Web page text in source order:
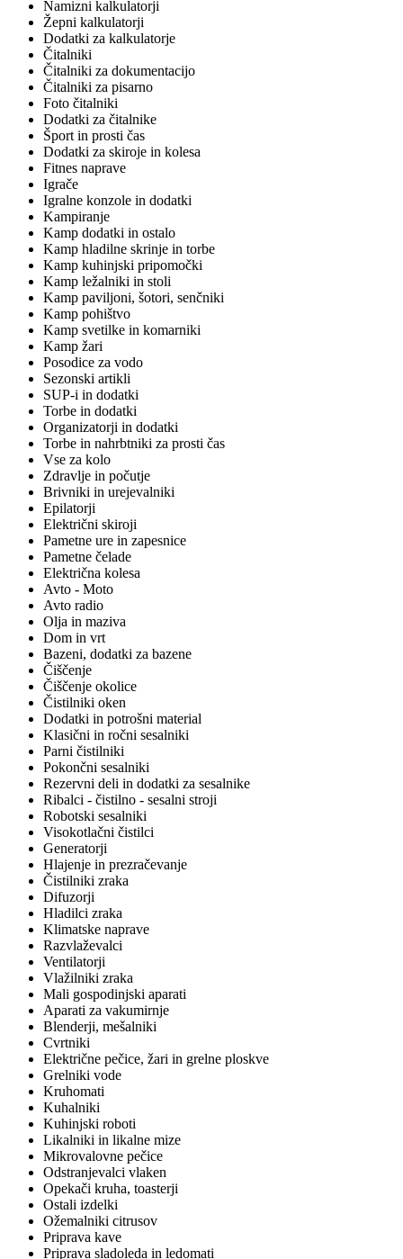
Namizni kalkulatorji
Žepni kalkulatorji
Dodatki za kalkulatorje
Čitalniki
Čitalniki za dokumentacijo
Čitalniki za pisarno
Foto čitalniki
Dodatki za čitalnike
Šport in prosti čas
Dodatki za skiroje in kolesa
Fitnes naprave
Igrače
Igralne konzole in dodatki
Kampiranje
Kamp dodatki in ostalo
Kamp hladilne skrinje in torbe
Kamp kuhinjski pripomočki
Kamp ležalniki in stoli
Kamp paviljoni, šotori, senčniki
Kamp pohištvo
Kamp svetilke in komarniki
Kamp žari
Posodice za vodo
Sezonski artikli
SUP-i in dodatki
Torbe in dodatki
Organizatorji in dodatki
Torbe in nahrbtniki za prosti čas
Vse za kolo
Zdravlje in počutje
Brivniki in urejevalniki
Epilatorji
Električni skiroji
Pametne ure in zapesnice
Pametne čelade
Električna kolesa
Avto - Moto
Avto radio
Olja in maziva
Dom in vrt
Bazeni, dodatki za bazene
Čiščenje
Čiščenje okolice
Čistilniki oken
Dodatki in potrošni material
Klasični in ročni sesalniki
Parni čistilniki
Pokončni sesalniki
Rezervni deli in dodatki za sesalnike
Ribalci - čistilno - sesalni stroji
Robotski sesalniki
Visokotlačni čistilci
Generatorji
Hlajenje in prezračevanje
Čistilniki zraka
Difuzorji
Hladilci zraka
Klimatske naprave
Razvlaževalci
Ventilatorji
Vlažilniki zraka
Mali gospodinjski aparati
Aparati za vakumirnje
Blenderji, mešalniki
Cvrtniki
Električne pečice, žari in grelne ploskve
Grelniki vode
Kruhomati
Kuhalniki
Kuhinjski roboti
Likalniki in likalne mize
Mikrovalovne pečice
Odstranjevalci vlaken
Opekači kruha, toasterji
Ostali izdelki
Ožemalniki citrusov
Priprava kave
Priprava sladoleda in ledomati